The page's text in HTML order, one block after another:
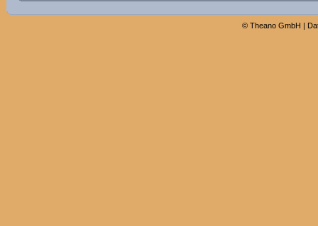
© Theano GmbH |